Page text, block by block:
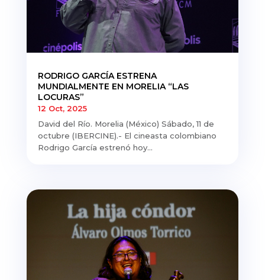
RODRIGO GARCÍA ESTRENA
MUNDIALMENTE EN MORELIA “LAS
LOCURAS”
12 Oct, 2025
David del Río. Morelia (México) Sábado, 11 de
octubre (IBERCINE).- El cineasta colombiano
Rodrigo García estrenó hoy...